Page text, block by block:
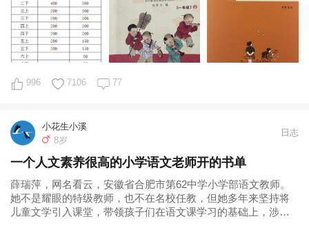
996 7106 77
小花生小溪
8岁
日志
一个人文素养很高的小学语文老师开的书单
薛瑞萍，网名看云，安徽省合肥市第62中学小学部语文教师。
她不是耀眼的特级教师，也不在名校任教，但她多年来坚持将
儿童文学引入课堂，带领孩子们在语文课学习的基础上，涉猎